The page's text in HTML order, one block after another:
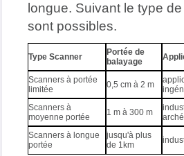
longue. Suivant le type
sont possibles.
Type Scanner
Portée de
balayage
Scanners à portée
limitée
0,5 cm à 2 m
Scanners à
moyenne portée
1 m à 300 m
Scanners à longue
portée
jusqu'à plus
de 1km